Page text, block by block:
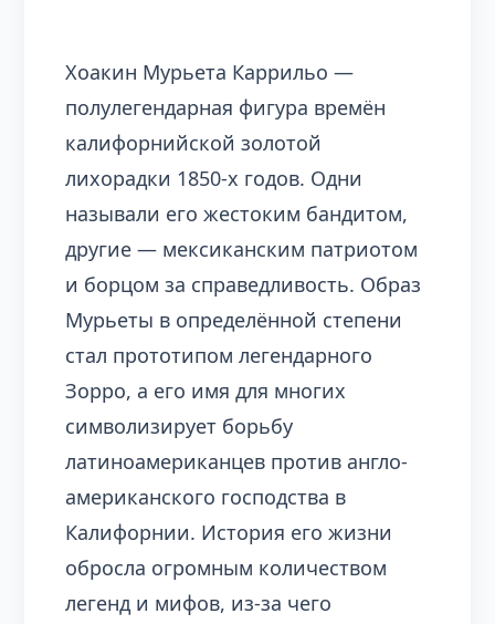
Хоакин Мурьета Каррильо —
полулегендарная фигура времён
калифорнийской золотой
лихорадки 1850-х годов. Одни
называли его жестоким бандитом,
другие — мексиканским патриотом
и борцом за справедливость. Образ
Мурьеты в определённой степени
стал прототипом легендарного
Зорро, а его имя для многих
символизирует борьбу
латиноамериканцев против англо-
американского господства в
Калифорнии. История его жизни
обросла огромным количеством
легенд и мифов, из-за чего